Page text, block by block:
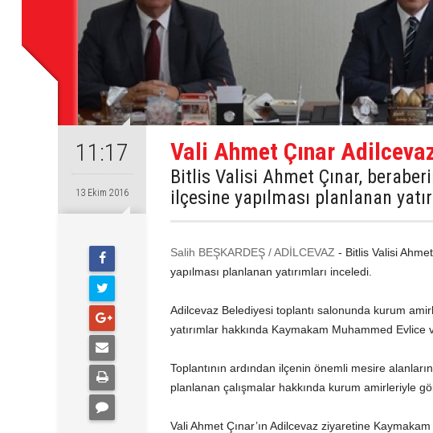
11:17
13 Ekim 2016
Vali Ahmet Çınar
Bitlis Valisi Ahmet Çınar,
ilçesine yapılması planlanan
Salih BEŞKARDEŞ / ADİLCEVAZ - Bitlis Valisi
yapılması planlanan yatırımları inceledi.
Adilcevaz Belediyesi toplantı salonunda kurum
yatırımlar hakkında Kaymakam Muhammed Evlice
Toplantının ardından ilçenin önemli mesire
planlanan çalışmalar hakkında kurum amirleriyle
Vali Ahmet Çınar’ın Adilcevaz ziyaretine